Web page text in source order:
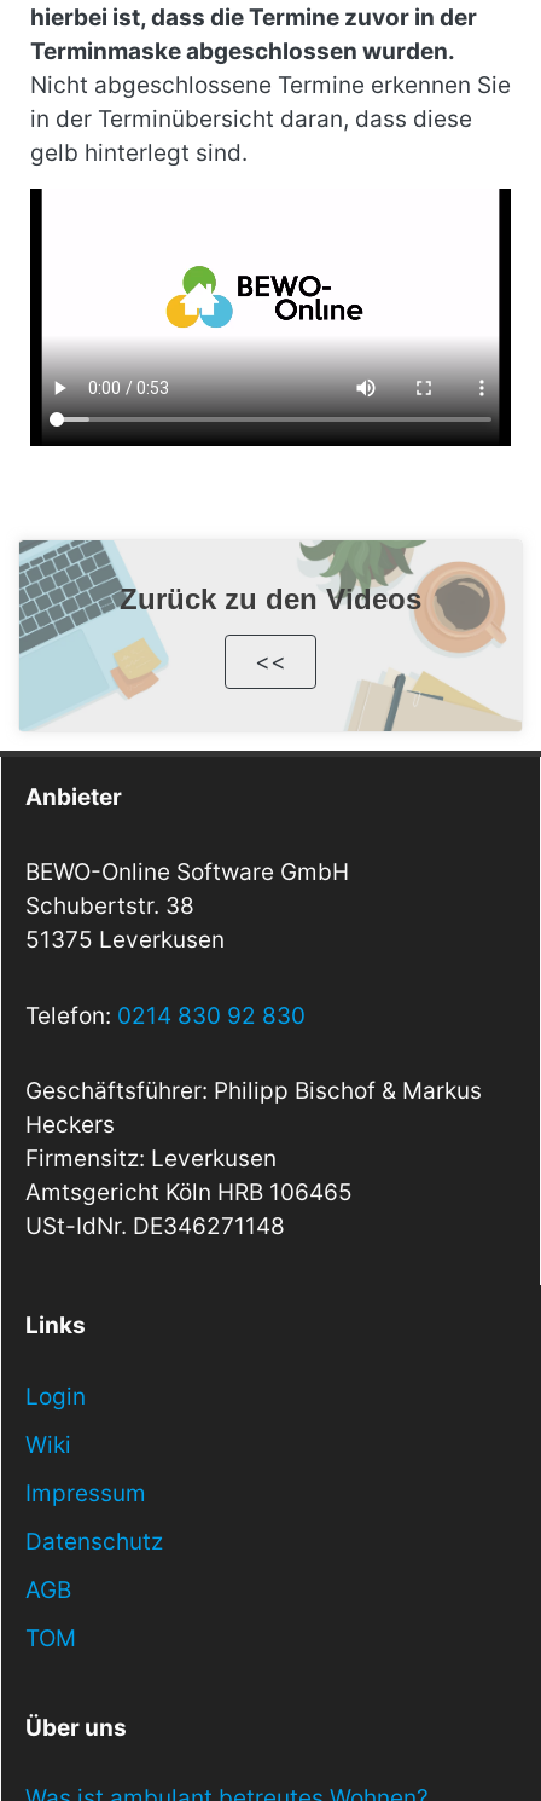
hierbei ist, dass die Termine zuvor in der
Terminmaske abgeschlossen wurden.
Nicht abgeschlossene Termine erkennen Sie
in der Terminübersicht daran, dass diese
gelb hinterlegt sind.
Zurück zu den Videos
<<
Anbieter
BEWO-Online Software GmbH
Schubertstr. 38
51375 Leverkusen
Telefon: 0214 830 92 830
Geschäftsführer: Philipp Bischof & Markus
Heckers
Firmensitz: Leverkusen
Amtsgericht Köln HRB 106465
USt-IdNr. DE346271148
Links
Login
Wiki
Impressum
Datenschutz
AGB
TOM
Über uns